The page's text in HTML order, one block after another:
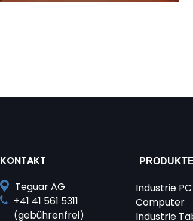
KONTAKT
Teguar AG
+41 41 561 5311
(gebührenfrei)
PRODUKTE
Industrie
Computer
Industrie